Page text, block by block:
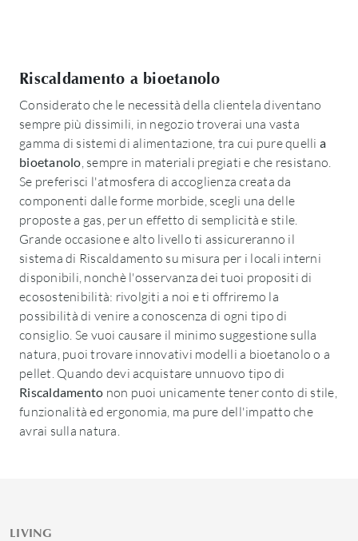
Riscaldamento a bioetanolo
Considerato che le necessità della clientela diventano
sempre più dissimili, in negozio troverai una vasta
gamma di sistemi di alimentazione, tra cui pure quelli a
bioetanolo, sempre in materiali pregiati e che resistano.
Se preferisci l'atmosfera di accoglienza creata da
componenti dalle forme morbide, scegli una delle
proposte a gas, per un effetto di semplicità e stile.
Grande occasione e alto livello ti assicureranno il
sistema di Riscaldamento su misura per i locali interni
disponibili, nonchè l'osservanza dei tuoi propositi di
ecosostenibilità: rivolgiti a noi e ti offriremo la
possibilità di venire a conoscenza di ogni tipo di
consiglio. Se vuoi causare il minimo suggestione sulla
natura, puoi trovare innovativi modelli a bioetanolo o a
pellet. Quando devi acquistare unnuovo tipo di
Riscaldamento non puoi unicamente tener conto di stile,
funzionalità ed ergonomia, ma pure dell'impatto che
avrai sulla natura.
LIVING